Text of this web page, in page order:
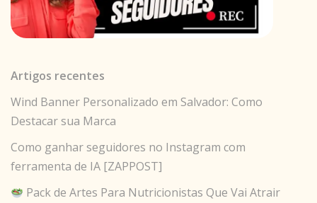
Artigos recentes
Wind Banner Personalizado em Salvador: Como
Destacar sua Marca
Como ganhar seguidores no Instagram com
ferramenta de IA [ZAPPOST]
Pack de Artes Para Nutricionistas Que Vai Atrair